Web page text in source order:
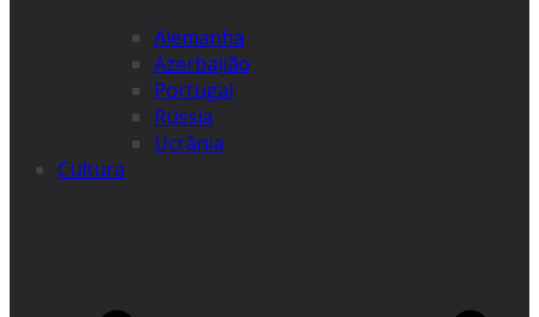
Alemanha
Azerbaijão
Portugal
Rússia
Ucrânia
Cultura